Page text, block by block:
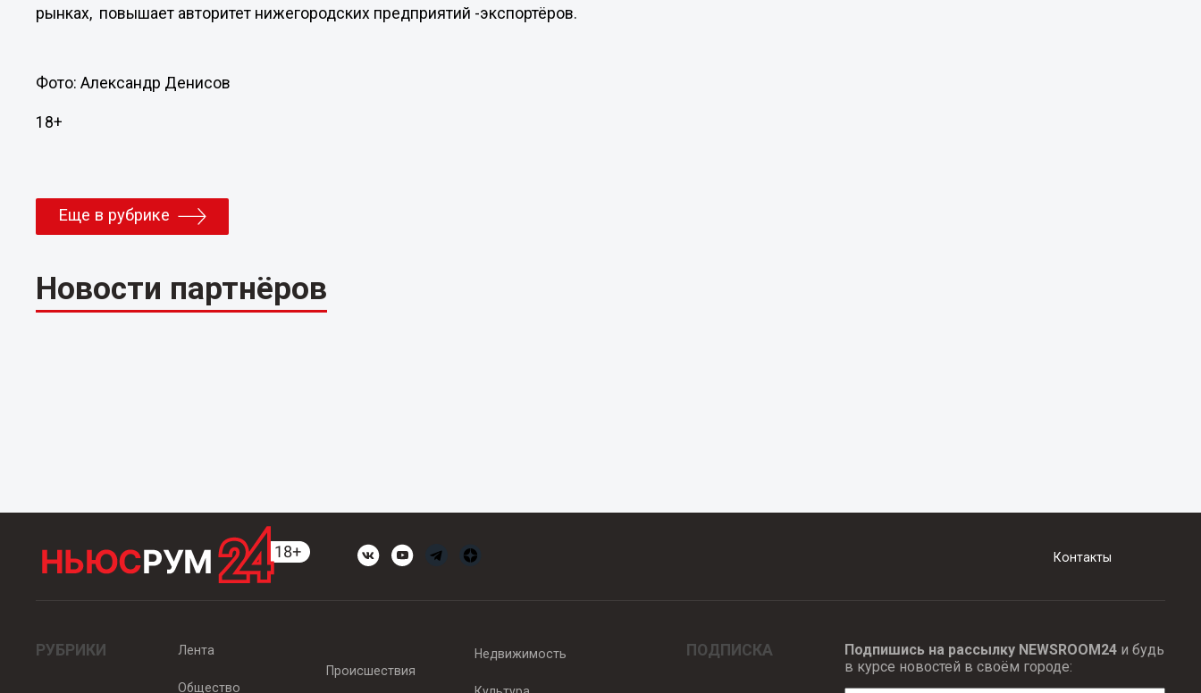
рынках, повышает авторитет нижегородских предприятий -экспортёров.
Фото: Александр Денисов
18+
Еще в рубрике
Новости партнёров
Контакты
РУБРИКИ Лента
Общество
Происшествия
Недвижимость ПОДПИСКА Подпишись на рассылку NEWSROOM24и будь
в курсе новостей в своём городе: